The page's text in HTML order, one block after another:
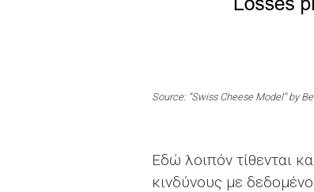
Source: “Swiss Cheese Model” by
Εδώ λοιπόν τίθενται
κινδύνους με